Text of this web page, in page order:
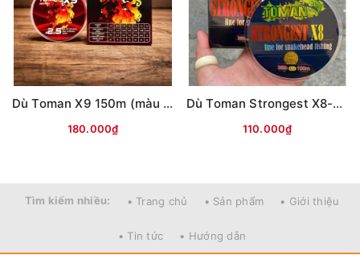
: 098.138.9928 - 098.902.9066 - 090.565.6668 -
Dù Toman X9 150m (màu ĐỎ)
180.000₫
Dù Toman Strongest X8-100m (màu vàng)
110.000₫
Tìm kiếm nhiều: • Trang chủ • Sản phẩm • Giới thiệu
• Tin tức • Hướng dẫn